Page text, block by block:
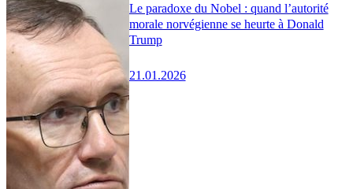
Le paradoxe du Nobel : quand l’autorité
morale norvégienne se heurte à Donald
Trump
21.01.2026